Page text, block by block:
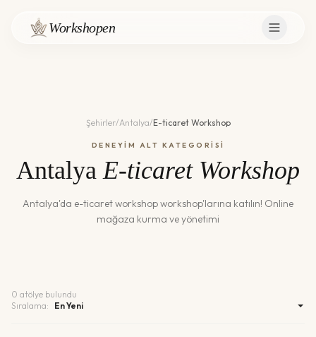
Workshopen
Şehirler/Antalya/E-ticaret Workshop
DENEYİM ALT KATEGORİSİ
Antalya E-ticaret Workshop
Antalya'da e-ticaret workshopworkshop'larına katılın! Online
mağaza kurma ve yönetimi
0 atölye bulundu
Sıralama: